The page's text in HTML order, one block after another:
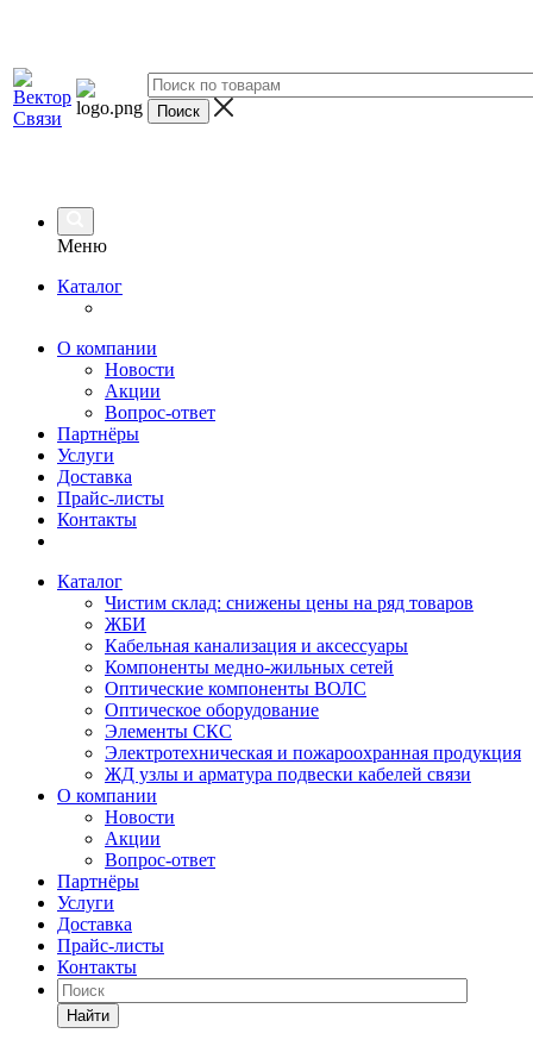
Меню
Каталог
О компании
Новости
Акции
Вопрос-ответ
Партнёры
Услуги
Доставка
Прайс-листы
Контакты
Каталог
Чистим склад: снижены цены на ряд товаров
ЖБИ
Кабельная канализация и аксессуары
Компоненты медно-жильных сетей
Оптические компоненты ВОЛС
Оптическое оборудование
Элементы СКС
Электротехническая и пожароохранная продукция
ЖД узлы и арматура подвески кабелей связи
О компании
Новости
Акции
Вопрос-ответ
Партнёры
Услуги
Доставка
Прайс-листы
Контакты
Найти